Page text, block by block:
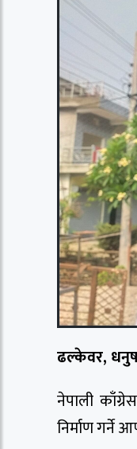
ढल्केवर,
नेपाली
निर्माण गर्ने